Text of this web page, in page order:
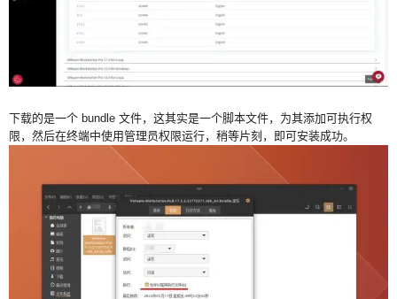
下载的是一个 bundle 文件，这其实是一个脚本文件，为其添加可执行权
限，然后在终端中使用管理员权限运行，稍等片刻，即可安装成功。